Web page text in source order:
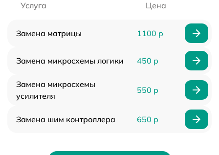
Услуга Цена
Замена матрицы 1100 р
Замена микросхемы логики 450 р
Замена микросхемы
усилителя
550 р
Замена шим контроллера 650 р